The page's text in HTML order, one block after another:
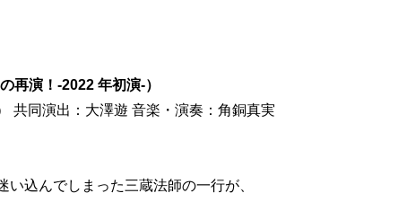
再演！-2022 年初演-）
共同演出：大澤遊 音楽・演奏：角銅真実
込んでしまった三蔵法師の一行が、